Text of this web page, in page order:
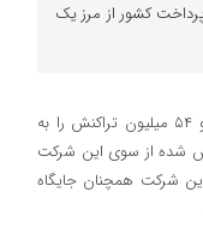
کشور از مرز یک
به پرداخت ملت در شرایطی رکورد یک میلیارد و ۵۴ میلیون تراکنش را به
شده از سوی این شرکت
و این شرکت همچنان جایگاه